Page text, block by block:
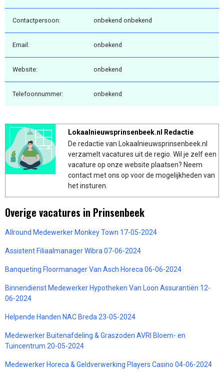
Contactpersoon: onbekend onbekend
Email: onbekend
Website: onbekend
Telefoonnummer: onbekend
Lokaalnieuwsprinsenbeek.nl Redactie
De redactie van Lokaalnieuwsprinsenbeek.nl
verzamelt vacatures uit de regio. Wil je zelf een
vacature op onze website plaatsen? Neem
contact met ons op voor de mogelijkheden van
het insturen.
Overige vacatures in Prinsenbeek
Allround Medewerker Monkey Town 17-05-2024
Assistent Filiaalmanager Wibra 07-06-2024
Banqueting Floormanager Van Asch Horeca 06-06-2024
Binnendienst Medewerker Hypotheken Van Loon Assurantiën 12-
06-2024
Helpende Handen NAC Breda 23-05-2024
Medewerker Buitenafdeling & Graszoden AVRI Bloem- en
Tuincentrum 20-05-2024
Medewerker Horeca & Geldverwerking Players Casino 04-06-2024